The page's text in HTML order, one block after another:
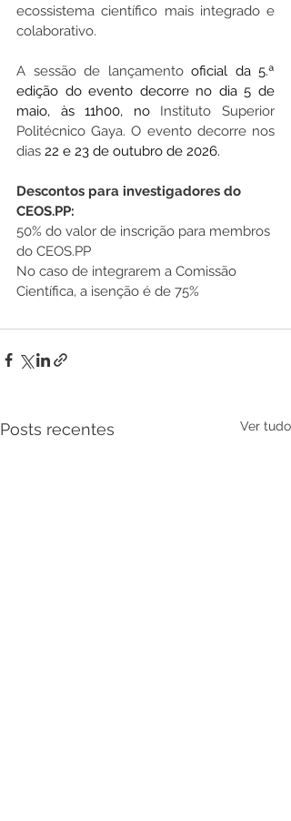
ecossistema científico mais integrado e
colaborativo.
A sessão de lançamento oficial da 5.ª
edição do evento decorre no dia 5 de
maio, às 11h00, no Instituto Superior
Politécnico Gaya. O evento decorre nos
dias 22 e 23 de outubro de 2026.
Descontos para investigadores do
CEOS.PP:
50% do valor de inscrição para membros
do CEOS.PP
No caso de integrarem a Comissão
Científica, a isenção é de 75%
Posts recentes Ver tudo